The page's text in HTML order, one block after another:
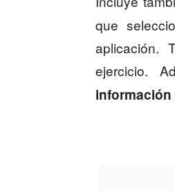
que
aplicación.
ejercicio.
información